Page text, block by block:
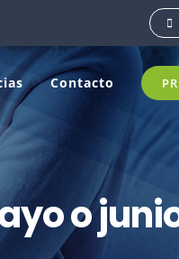
Contacto
o